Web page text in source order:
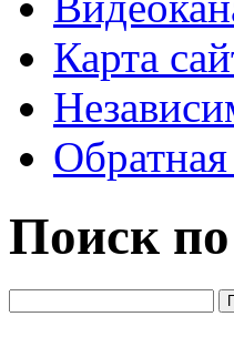
Карта
Обратная
Поиск